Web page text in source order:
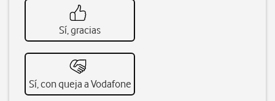
Sí, gracias
Sí, con queja a Vodafone